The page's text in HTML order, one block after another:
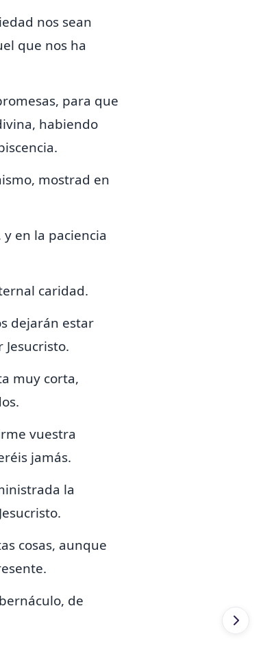
nos sean
que nos ha
para que
habiendo
mostrad en
y en la paciencia
caridad.
dejarán estar
muy corta,
vuestra
jamás.
la
cosas, aunque
de